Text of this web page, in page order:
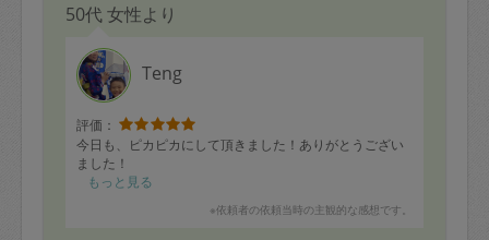
50代 女性より
Teng
評価：
今日も、ピカピカにして頂きました！ありがとうござい
ました！
もっと見る
※依頼者の依頼当時の主観的な感想です。